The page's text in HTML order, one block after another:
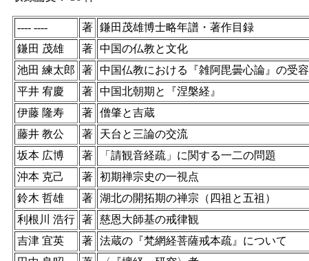
---- ---- 著 鎌田茂雄博士略年譜・著作目録
鎌田 茂雄
著 中国の仏教と文化
池田 練太郎
著 中国仏教における『雑阿毘曇心論』の受容
平井 宥慶
著 中国北朝期と『涅槃経』
伊藤 隆寿
著 僧肇と吉蔵
藤井 教公
著 天台と三論の交流
坂本 広博
著 「請観音経疏」に関する一二の問題
沖本 克己
著 初期禅宗史の一視点
鈴木 哲雄
著 湖北の開拓期の禅宗（四祖と五祖）
利根川 浩行 著 慈恩大師基の戒律観
吉津 宜英
著 法蔵の『梵網経菩薩戒本疏』について